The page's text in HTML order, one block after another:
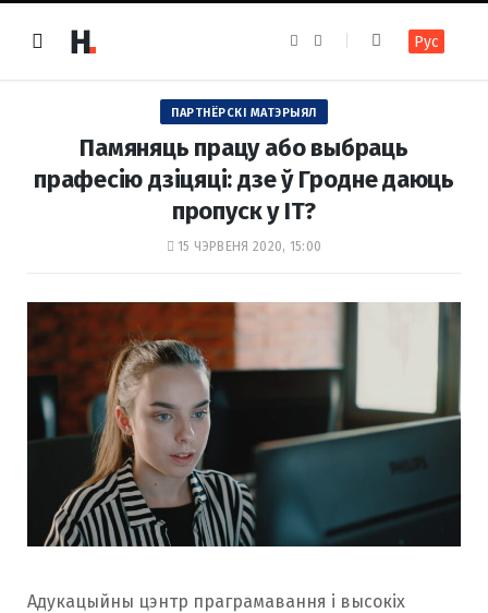
e
b
o
o
k
t
a
r
a
m
Рус
ПАРТНЁРСКІ МАТЭРЫЯЛ
Памяняць працу або выбраць
прафесію дзіцяці: дзе ў Гродне даюць
пропуск у IT?
15 ЧЭРВЕНЯ 2020, 15:00
Адукацыйны цэнтр праграмавання і высокіх